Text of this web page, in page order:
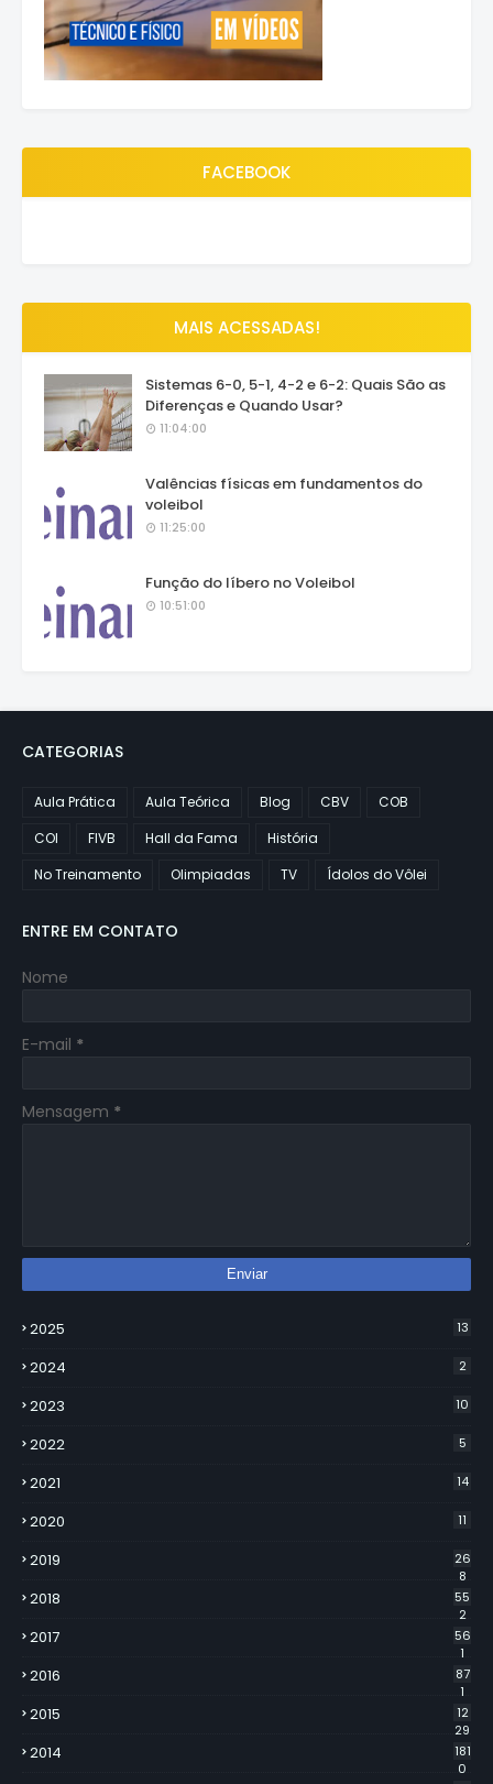
FACEBOOK
MAIS ACESSADAS!
Sistemas 6-0, 5-1, 4-2 e 6-2: Quais São as
Diferenças e Quando Usar?
11:04:00
Valências físicas em fundamentos do
voleibol
11:25:00
Função do líbero no Voleibol
10:51:00
CATEGORIAS
Aula Prática Aula Teórica Blog CBV
COB
COI
FIVB Hall da Fama
História
No Treinamento
Olimpiadas TV Ídolos do Vôlei
ENTRE EM CONTATO
Nome
E-mail *
Mensagem *
2025 13
2024 2
2023 10
2022 5
2021 14
2020 11
2019
26
8
2018
55
2
2017
56
1
2016
87
1
2015
12
29
2014
181
0